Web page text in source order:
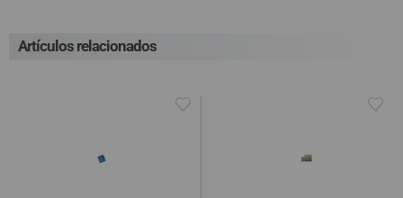
Artículos relacionados